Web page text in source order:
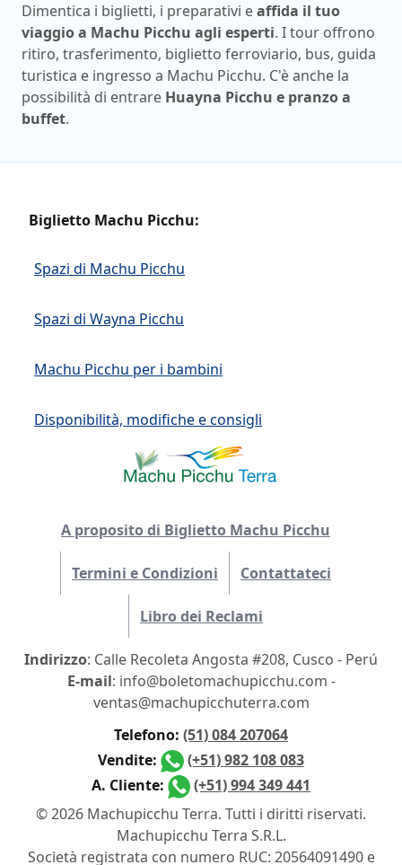
Dimentica i biglietti, i preparativi eaffida il tuo
viaggio a Machu Picchu agli esperti. I tour offrono
ritiro, trasferimento, biglietto ferroviario, bus, guida
turistica e ingresso a Machu Picchu. C'è anche la
possibilità di entrare Huayna Picchu e pranzo a
buffet.
Biglietto Machu Picchu:
Spazi di Machu Picchu
Spazi di Wayna Picchu
Machu Picchu per i bambini
Disponibilità, modifiche e consigli
A proposito di Biglietto Machu Picchu
Termini e Condizioni Contattateci
Libro dei Reclami
Indirizzo: Calle Recoleta Angosta #208, Cusco - Perú
E-mail: info@boletomachupicchu.com -
ventas@machupicchuterra.com
Telefono: (51) 084 207064
Vendite:
(+51) 982 108 083
A. Cliente:
(+51) 994 349 441
© 2026 Machupicchu Terra. Tutti i diritti riservati.
Machupicchu Terra S.R.L.
Società registrata con numero RUC: 20564091490 e